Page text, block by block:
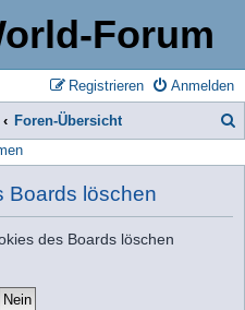
Forum
Anmelden
Registrieren
Foren-Übersicht
Boards löschen
des Boards löschen